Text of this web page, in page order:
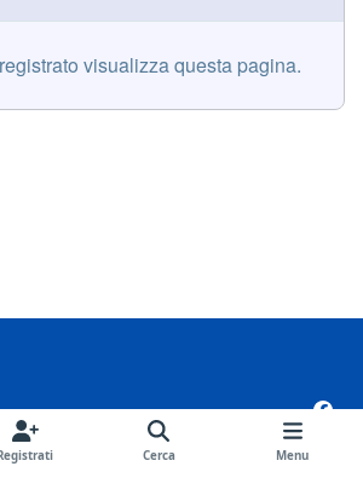
visualizza questa pagina.
f
a
c
Privacy Policy
Contattaci
Cerca Menu